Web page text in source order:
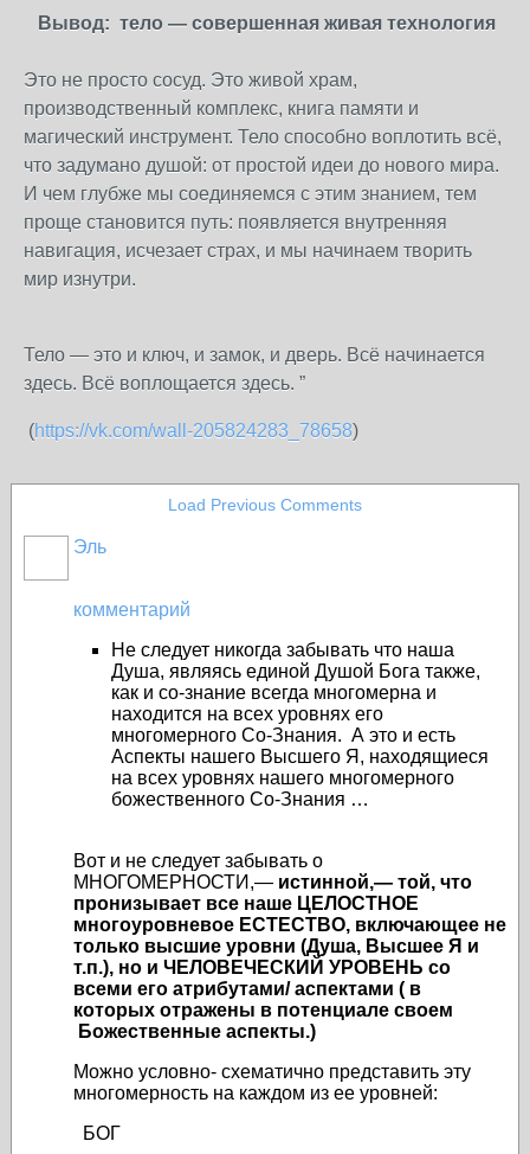
Вывод: тело — совершенная живая технология
Это не просто сосуд. Это живой храм,
производственный комплекс, книга памяти и
магический инструмент. Тело способно воплотить всё,
что задумано душой: от простой идеи до нового мира.
И чем глубже мы соединяемся с этим знанием, тем
проще становится путь: появляется внутренняя
навигация, исчезает страх, и мы начинаем творить
мир изнутри.
Тело — это и ключ, и замок, и дверь. Всё начинается
здесь. Всё воплощается здесь. ”
(https://vk.com/wall-205824283_78658)
Load Previous Comments
Эль
комментарий
Не следует никогда забывать что наша
Душа, являясь единой Душой Бога также,
как и со-знание всегда многомерна и
находится на всех уровнях его
многомерного Со-Знания. А это и есть
Аспекты нашего Высшего Я, находящиеся
на всех уровнях нашего многомерного
божественного Со-Знания …
Вот и не следует забывать о
МНОГОМЕРНОСТИ,— истинной,— той, что
пронизывает все наше ЦЕЛОСТНОЕ
многоуровневое ЕСТЕСТВО, включающее не
только высшие уровни (Душа, Высшее Я и
т.п.), но и ЧЕЛОВЕЧЕСКИЙ УРОВЕНЬ со
всеми его атрибутами/ аспектами ( в
которых отражены в потенциале своем
Божественные аспекты.)
Можно условно- схематично представить эту
многомерность на каждом из ее уровней:
БОГ